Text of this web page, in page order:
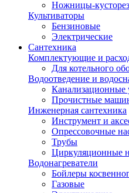
Ножницы-
Культиваторы
Бензиновые
Электрические
Сантехника
Комплектующие и
Для котельного
Водоотведение и
Канализационные
Прочистные
Инженерная сантехника
Инструмент и
Опрессовочные
Трубы
Циркуляционные
Водонагреватели
Бойлеры
Газовые